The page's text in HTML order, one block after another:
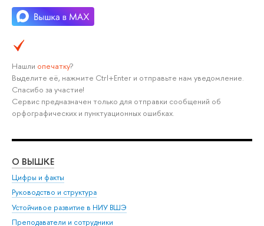
Нашли опечатку?
Выделите её, нажмите Ctrl+Enter и отправьте нам уведомление.
Спасибо за участие!
Сервис предназначен только для отправки сообщений об
орфографических и пунктуационных ошибках.
О ВЫШКЕ
Цифры и факты
Руководство и структура
Устойчивое развитие в НИУ ВШЭ
Преподаватели и сотрудники